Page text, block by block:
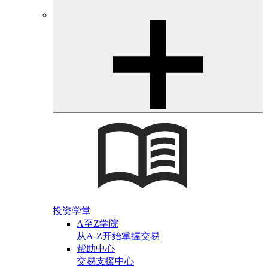
投资学堂
A至Z学院
从A-Z开始掌握交易
帮助中心
交易支援中心